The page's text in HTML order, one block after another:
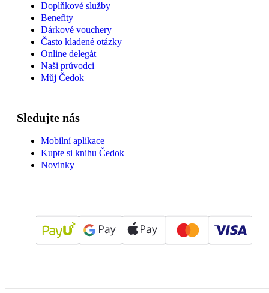
Doplňkové služby
Benefity
Dárkové vouchery
Často kladené otázky
Online delegát
Naši průvodci
Můj Čedok
Sledujte nás
Mobilní aplikace
Kupte si knihu Čedok
Novinky